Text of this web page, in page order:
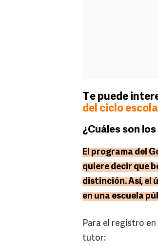
Te puede
del ciclo
¿Cuáles son
El programa del
quiere decir que
distinción. Así, el
en una escuela
Para el registro
tutor: